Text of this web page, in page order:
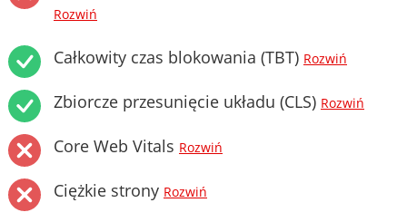
Rozwiń
Całkowity czas blokowania (TBT) Rozwiń
Zbiorcze przesunięcie układu (CLS) Rozwiń
Core Web Vitals Rozwiń
Ciężkie strony Rozwiń